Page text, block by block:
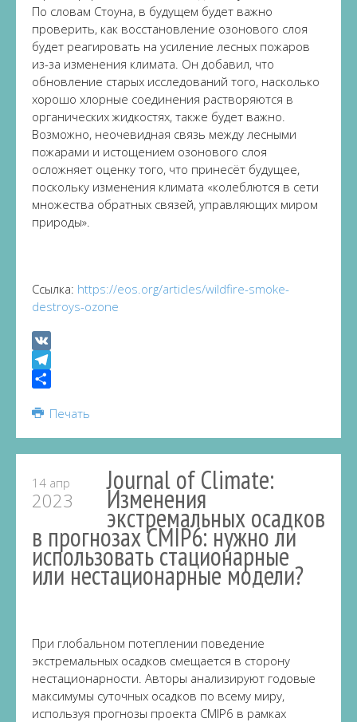
По словам Стоуна, в будущем будет важно
проверить, как восстановление озонового слоя
будет реагировать на усиление лесных пожаров
из-за изменения климата. Он добавил, что
обновление старых исследований того, насколько
хорошо хлорные соединения растворяются в
органических жидкостях, также будет важно.
Возможно, неочевидная связь между лесными
пожарами и истощением озонового слоя
осложняет оценку того, что принесёт будущее,
поскольку изменения климата «колеблются в сети
множества обратных связей, управляющих миром
природы».
Ссылка: https://eos.org/articles/wildfire-smoke-
destroys-ozone
VK
Telegram
Печать
14 апр
2023
Journal of Climate:
Изменения
экстремальных осадков
в прогнозах CMIP6: нужно ли
использовать стационарные
или нестационарные модели?
При глобальном потеплении поведение
экстремальных осадков смещается в сторону
нестационарности. Авторы анализируют годовые
максимумы суточных осадков по всему миру,
используя прогнозы проекта CMIP6 в рамках